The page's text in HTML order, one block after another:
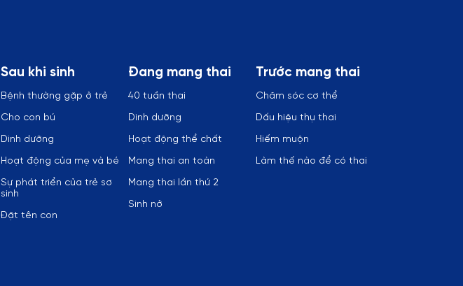
Trước mang thai
Chăm sóc cơ thể
Dấu hiệu thụ thai
Hiếm muộn
Làm thế nào để có thai
Đang mang thai
40 tuần thai
Dinh dưỡng
Hoạt động thể chất
Mang thai an toàn
Mang thai lần thứ 2
Sinh nở
Sau khi sinh
Bệnh thường gặp ở trẻ
Cho con bú
Dinh dưỡng
Hoạt động của mẹ và bé
Sự phát triển của trẻ sơ
sinh
Đặt tên con